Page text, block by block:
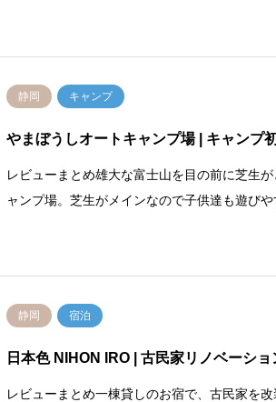
静岡 キャンプ
やまぼうしオートキャンプ場| キャンプ
レビューまとめ雄大な富士山を目の前に芝生
ャンプ場。芝生がメインなので子供達も遊びや
静岡 宿泊
日本色 NIHON IRO | 古民家リノベーシ
レビューまとめ一棟貸しのお宿で、古民家を